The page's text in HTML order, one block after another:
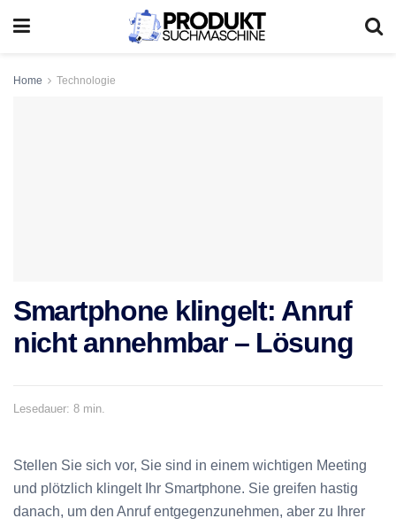
Home Technologie
Smartphone klingelt: Anruf
nicht annehmbar – Lösung
Lesedauer: 8 min.
Stellen Sie sich vor, Sie sind in einem wichtigen Meeting
und plötzlich klingelt Ihr Smartphone. Sie greifen hastig
danach, um den Anruf entgegenzunehmen, aber zu Ihrer